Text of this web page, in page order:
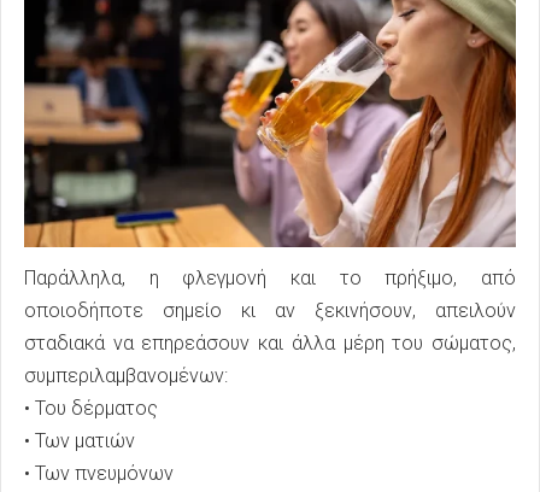
Παράλληλα, η φλεγμονή και το πρήξιμο, από
οποιοδήποτε σημείο κι αν ξεκινήσουν, απειλούν
σταδιακά να επηρεάσουν και άλλα μέρη του σώματος,
συμπεριλαμβανομένων:
• Του δέρματος
• Των ματιών
• Των πνευμόνων